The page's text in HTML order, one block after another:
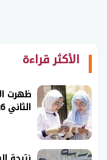
الأكثر قراءة
ظهرت
الثاني 2026 برقم الجلوس